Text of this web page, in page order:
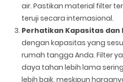
air. Pastikan material filter
teruji secara internasional.
Perhatikan Kapasitas dan
dengan kapasitas yang
rumah tangga Anda. Filter
daya tahan lebih lama
lebih baik, meskipun